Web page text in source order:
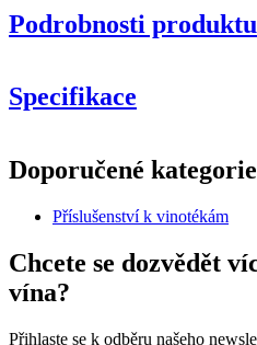
Podrobnosti produktu
Specifikace
Číslo produktuS805
Obecné
Doručení
Nesestaveno
Umístění Podlaha
Výrobce
Modulárnítrue
Doporučené kategorie
Příslušenství k vinotékám
Chcete se dozvědět
vína?
Přihlaste se k odběru našeho